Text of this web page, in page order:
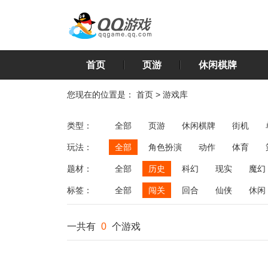
首页 页游 休闲棋牌
您现在的位置是： 首页 > 游戏库
类型： 全部 页游 休闲棋牌 街机
玩法： 全部 角色扮演 动作 体育
飞行
恋爱 第三人称射击 棋类
题材： 全部 历史 科幻 现实 魔幻
标签： 全部 闯关 回合 仙侠 休闲
一共有 0 个游戏